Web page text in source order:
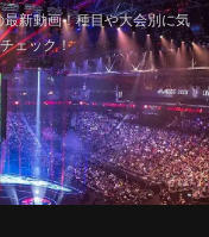
新動画！種目や大会別に気
ェック！